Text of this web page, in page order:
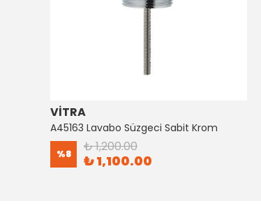
VİTRA
A45163 Lavabo Süzgeci Sabit Krom
%8 ₺ 1,200.00
₺ 1,100.00